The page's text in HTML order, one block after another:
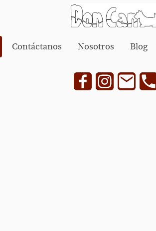
Contáctanos Nosotros Blog